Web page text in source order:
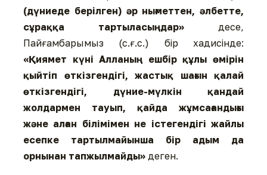
(дүниеде берілген) әр нығметтен, әлбетте,
сұраққа тартыласыңдар» десе,
Пайғамбарымыз (с.ғ.с.) бір хадисінде:
«Қиямет күні Алланың ешбір құлы өмірін
қыйтіп өткізгендігі, жастық шағын қалай
өткізгендігі, дүние-мүлкін қандай
жолдармен тауып, қайда жұмсағандығы
және алған білімімен не істегендігі жайлы
есепке тартылмайынша бір адым да
орнынан тапжылмайды» деген.